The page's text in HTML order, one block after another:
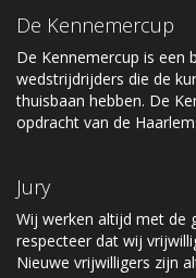
De Kennemercup
De Kennemercup is een
wedstrijdrijders die de
thuisbaan hebben. De
opdracht van de
Jury
Wij werken altijd met de
respecteer dat wij
Nieuwe vrijwilligers zijn